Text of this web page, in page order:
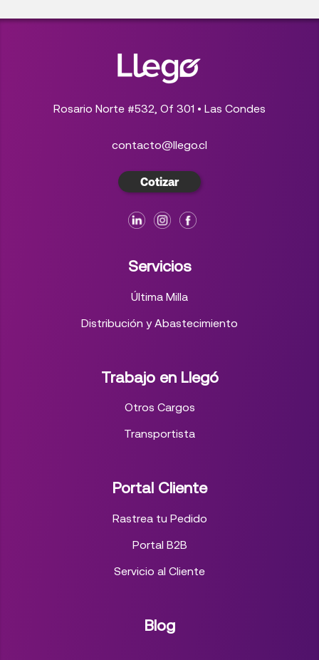
Rosario Norte #532, Of 301 • Las Condes
contacto@llego.cl
Cotizar
Servicios
Última Milla
Distribución y Abastecimiento
Trabajo en Llegó
Otros Cargos
Transportista
Portal Cliente
Rastrea tu Pedido
Portal B2B
Servicio al Cliente
Blog